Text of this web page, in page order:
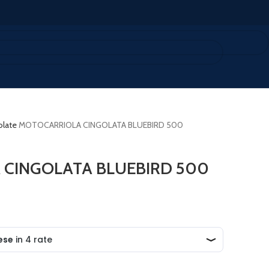
MOTOCARRIOLA CINGOLATA BLUEBIRD 500
BLUEBIRD 500